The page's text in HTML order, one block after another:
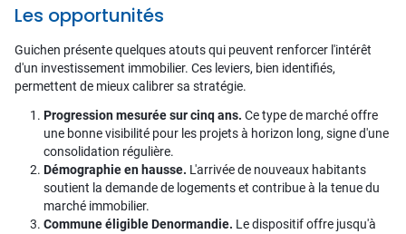
Les opportunités
Guichen présente quelques atouts qui peuvent renforcer l'intérêt
d'un investissement immobilier. Ces leviers, bien identifiés,
permettent de mieux calibrer sa stratégie.
Progression mesurée sur cinq ans. Ce type de marché offre
une bonne visibilité pour les projets à horizon long, signe d'une
consolidation régulière.
Démographie en hausse. L'arrivée de nouveaux habitants
soutient la demande de logements et contribue à la tenue du
marché immobilier.
Commune éligible Denormandie. Le dispositif offre jusqu'à